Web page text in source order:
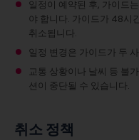
일정이 예약된 후, 가이드
야 합니다. 가이드가 48시
취소됩니다.
일정 변경은 가이드가 두
교통 상황이나 날씨 등 불
션이 중단될 수 있습니다.
취소 정책